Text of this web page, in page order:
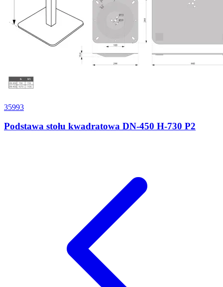
35993
Podstawa stołu kwadratowa DN-450 H-730 P2